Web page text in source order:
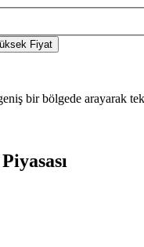
Fiyat
bir bölgede arayarak